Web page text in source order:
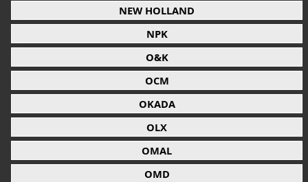
NEW HOLLAND
NPK
O&K
OCM
OKADA
OLX
OMAL
OMD